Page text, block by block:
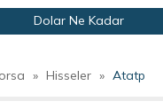
Dolar Ne Kadar
» Hisseler » Atatp